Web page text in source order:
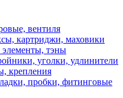
вентиля
картриджи, маховики
элементы, тэны
уголки, удлинители
крепления
пробки, фитинговые